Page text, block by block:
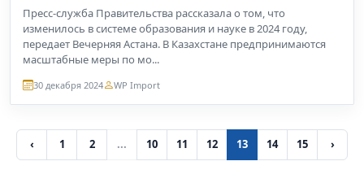
Пресс-служба Правительства рассказала о том, что
изменилось в системе образования и науке в 2024 году,
передает Вечерняя Астана. В Казахстане предпринимаются
масштабные меры по мо...
30 декабря 2024 WP Import
‹ 1 2 ... 10 11 12 13 14 15 ›